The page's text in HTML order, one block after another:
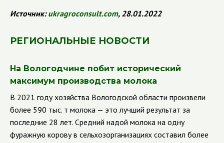
Источник:ukragroconsult.com, 28.01.2022
РЕГИОНАЛЬНЫЕ НОВОСТИ
На Вологодчине побит исторический
максимум производства молока
В 2021 году хозяйства Вологодской области произвели
более 590 тыс. т молока — это лучший результат за
последние 28 лет. Средний надой молока на одну
фуражную корову в сельхозорганизациях составил более